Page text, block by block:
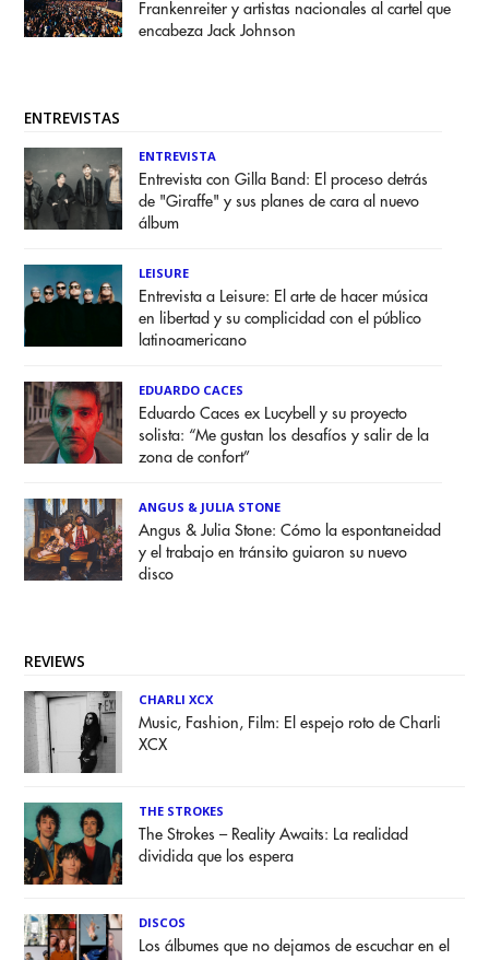
Frankenreiter y artistas nacionales al cartel que
encabeza Jack Johnson
ENTREVISTAS
ENTREVISTA
Entrevista con Gilla Band: El proceso detrás
de "Giraffe" y sus planes de cara al nuevo
álbum
LEISURE
Entrevista a Leisure: El arte de hacer música
en libertad y su complicidad con el público
latinoamericano
EDUARDO CACES
Eduardo Caces ex Lucybell y su proyecto
solista: “Me gustan los desafíos y salir de la
zona de confort”
ANGUS & JULIA STONE
Angus & Julia Stone: Cómo la espontaneidad
y el trabajo en tránsito guiaron su nuevo
disco
REVIEWS
CHARLI XCX
Music, Fashion, Film: El espejo roto de Charli
XCX
THE STROKES
The Strokes – Reality Awaits: La realidad
dividida que los espera
DISCOS
Los álbumes que no dejamos de escuchar en el